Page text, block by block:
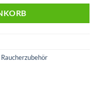
Raucherzubehör